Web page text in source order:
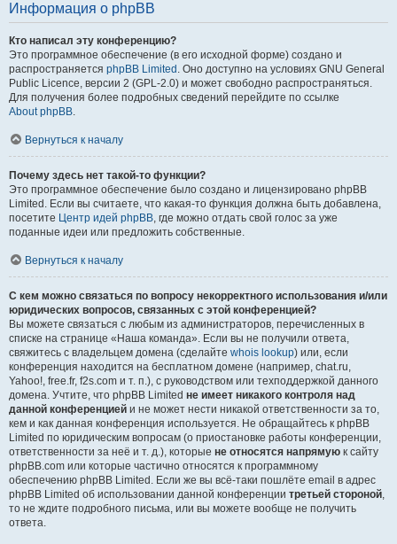
Информация о phpBB
Кто написал эту конференцию?
Это программное обеспечение (в его исходной форме) создано и
распространяется phpBB Limited . Оно доступно на условиях GNU General
Public Licence, версии 2 (GPL-2.0) и может свободно распространяться.
Для получения более подробных сведений перейдите по ссылке
About phpBB.
Вернуться к началу
Почему здесь нет такой-то функции?
Это программное обеспечение было создано и лицензировано phpBB
Limited. Если вы считаете, что какая-то функция должна быть добавлена,
посетите Центр идей phpBB, где можно отдать свой голос за уже
поданные идеи или предложить собственные.
Вернуться к началу
С кем можно связаться по вопросу некорректного использования и/или
юридических вопросов, связанных с этой конференцией?
Вы можете связаться с любым из администраторов, перечисленных в
списке на странице «Наша команда». Если вы не получили ответа,
свяжитесь с владельцем домена (сделайте whois lookup) или, если
конференция находится на бесплатном домене (например, chat.ru,
Yahoo!, free.fr, f2s.com и т. п.), с руководством или техподдержкой данного
домена. Учтите, что phpBB Limited не имеет никакого контроля над
данной конференцией и не может нести никакой ответственности за то,
кем и как данная конференция используется. Не обращайтесь к phpBB
Limited по юридическим вопросам (о приостановке работы конференции,
ответственности за неё и т. д.), которые не относятся напрямую к сайту
phpBB.com или которые частично относятся к программному
обеспечению phpBB Limited. Если же вы всё-таки пошлёте email в адрес
phpBB Limited об использовании данной конференции третьей стороной,
то не ждите подробного письма, или вы можете вообще не получить
ответа.